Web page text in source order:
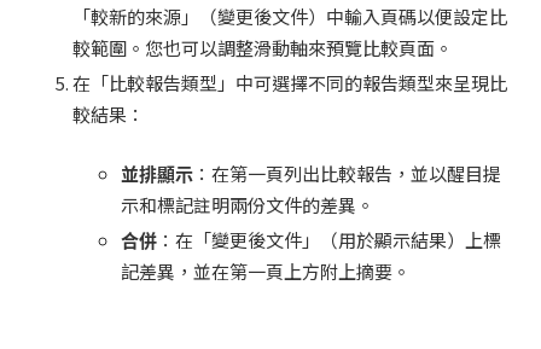
「較新的來源」（變更後文件）中輸入頁碼以便設定比
較範圍。您也可以調整滑動軸來預覽比較頁面。
在「比較報告類型」中可選擇不同的報告類型來呈現比
較結果：
並排顯示 ：在第一頁列出比較報告，並以醒目提
示和標記註明兩份文件的差異。
合併 ：在「變更後文件」（用於顯示結果）上標
記差異，並在第一頁上方附上摘要。